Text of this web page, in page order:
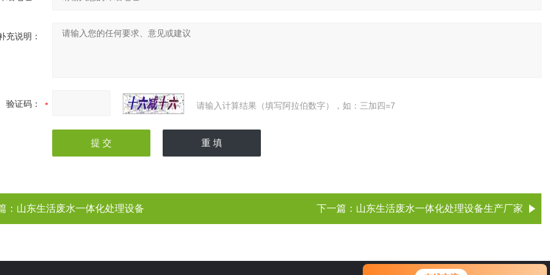
您好！欢迎前来咨询，很高兴为您
充说明：
验证码： 请输入计算结果（填写阿拉伯数字），如：三加四=7
： 山东生活废水一体化处理设备 下一篇： 山东生活废水一体化处理设备生产厂家